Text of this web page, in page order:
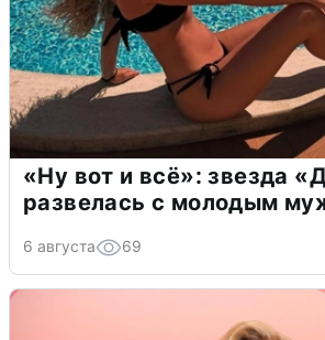
«Ну вот и всё»: звезда
развелась с молодым
6 августа 69